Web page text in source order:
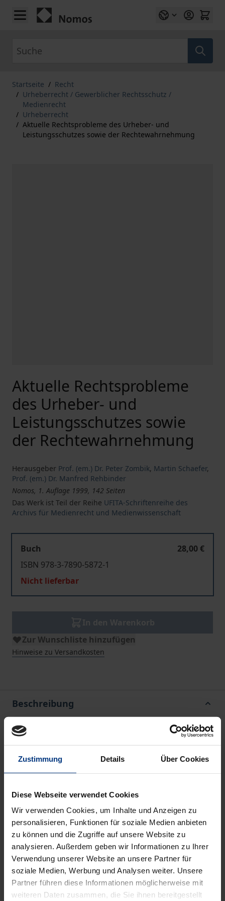
Zustimmung Details Über Cookies
Diese Webseite verwendet Cookies
Wir verwenden Cookies, um Inhalte und Anzeigen zu
personalisieren, Funktionen für soziale Medien anbieten
zu können und die Zugriffe auf unsere Website zu
analysieren. Außerdem geben wir Informationen zu Ihrer
Verwendung unserer Website an unsere Partner für
soziale Medien, Werbung und Analysen weiter. Unsere
Partner führen diese Informationen möglicherweise mit
weiteren Daten zusammen, die Sie ihnen bereitgestellt
Zum Inhalt springen
Startseite / Recht
/ Urheberrecht / Gewerblicher Rechtsschutz /
Medienrecht
/ Urheberrecht
/ Aktuelle Rechtsprobleme des Urheber- und
Leistungsschutzes sowie der Rechtewahrnehmung
Aktuelle Rechtsprobleme
des Urheber- und
Leistungsschutzes sowie
der Rechtewahrnehmung
Herausgeber Prof. (em.) Dr. Peter Zombik, Martin Schaefer,
Prof. (em.) Dr. Manfred Rehbinder
Nomos, 1. Auflage 1999, 142 Seiten
Das Werk ist Teil der Reihe UFITA-Schriftenreihe des
Archivs für Medienrecht und Medienwissenschaft
Buch
28,00 €
ISBN 978-3-7890-5872-1
Nicht lieferbar
Zur Wunschliste hinzufügen
Hinweise zu Versandkosten
Beschreibung
Norbert Thurow hat mehr als 25 Jahre in den
Verbänden der Tonträgerhersteller und der GVL
gewirkt und dabei immer wieder auf die
Entwicklung des deutschen und internationalen
Urheberrechts Einfluß genommen. Die Beiträge des
Wirkens wider.
Aus dem Inhalt:
Prof. Dr. Manfred Rehbinder: Laudatio • Dr. Jörg
Reinbothe: Perspektiven für den Schutz des
geistigen Eigentums in der Europäischen
Gemeinschaft • Prof. Dr. Dr. h.c. Adolf Dietz: Die